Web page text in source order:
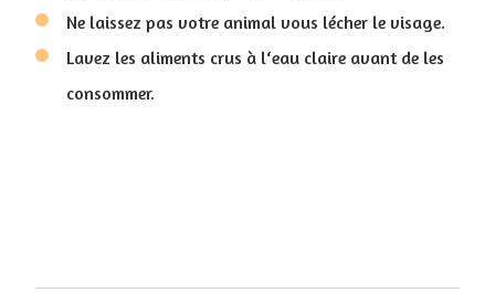
Ne laissez pas votre animal vous lécher le visage.
Lavez les aliments crus à l‘eau claire avant de les
consommer.